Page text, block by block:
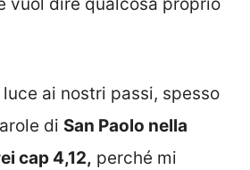
luce ai nostri passi, spesso
di San Paolo nella
cap 4,12, perché mi